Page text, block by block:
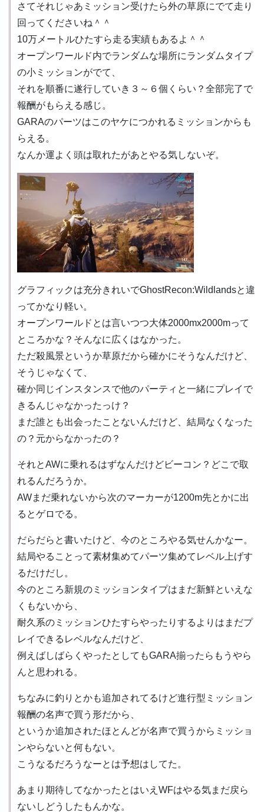
さてそれじゃあミッション受けたら外の草原にでて走り
回ってくださいね＾＾
10万メートルひたすら走る実績もあるよ＾＾
オープンワールド内でランダムな場所にランダムタイプ
の小ミッションがでて、
それを順番に遂行していき３～６個くらい？全部完了で
報酬がもらえる感じ。
GARAのパーツはこのヤケにつかれるミッションからも
らえる。
なんか運よく頭は取れたがあとやる気しないぞ。
グラフィックは充分きれいでGhostRecon:Wildlandsと違
ってかなり軽い。
オープンワールドとは言いつつ大体2000mx2000mって
ところかな？そんなに広くはなかった。
ただ殺風景というか草原だから確かにそうなんだけど、
そうじゃなくて、
確か同じインスタンスで他のパーティと一緒にプレイで
きるんじゃなかったっけ？
まだ誰とも出会ったことないんだけど、結局なくなった
の？元からなかったの？
それとAWに乗れるはずなんだけどビーコン？どこで取
れるんだろうか。
AWまだ乗れないから次のマーカーが1200m先とかに出
るとゲロでる。
だらだらと書いたけど、今のところやる気せんかなー。
結局やることって素材集めてパーツ集めてレベル上げす
るだけだし。
今のところ新規のミッションタイプはまだ新鮮といえな
くもないから、
耐久系のミッションひたすらやったりするよりはまだプ
レイできるレベルなんだけど、
例えばしばらくやったとしてもGARA揃ったらもうやら
んと思われる。
ちなみに釣りとかも追加されてるけど進行型ミッション
報酬の名声で買う形だから、
というか追加されたほとんどが名声で買うからミッショ
ンやらないと何もない。
こうなるだろうなーとは予想はしてた。
あまり期待してなかったとはいえWFはやる気まだ戻ら
ないしどうしたもんかな。